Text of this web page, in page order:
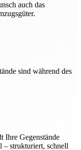
auch das
sind während des
Ihre Gegenstände
– strukturiert, schnell